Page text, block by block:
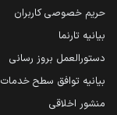
حریم خصوصی کاربران
بیانیه تارنما
دستورالعمل بروز رسانی
بیانیه توافق سطح خدمات
منشور اخلاقی